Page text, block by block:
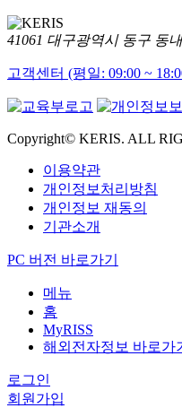
41061 대구광역시 동구 동
고객센터 (평일: 09:00 ~
Copyright© KERIS. ALL
이용약관
개인정보처리방침
개인정보 재동의
기관소개
PC 버전 바로가기
메뉴
홈
MyRISS
해외전자정보 바로가
로그인
회원가입